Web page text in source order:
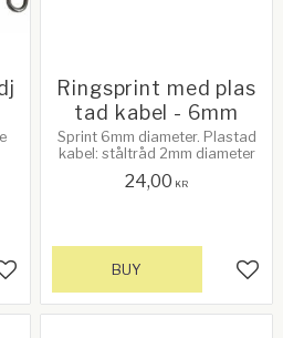
Add to favorites
Ringsprint med plas
tad kabel - 6mm
Sprint 6mm diameter. Plastad
kabel: ståltråd 2mm diameter
24,00 KR
BUY